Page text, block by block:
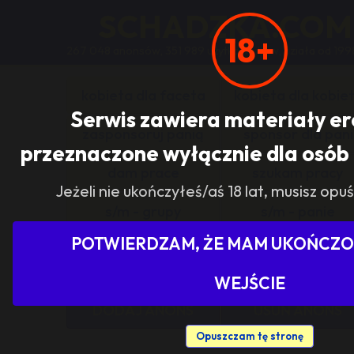
18+
Serwis zawiera materiały
przeznaczone wyłącznie dla
Jeżeli nie ukończyłeś/aś 18 lat, musisz
POTWIERDZAM, ŻE MAM
WEJŚCIE
Opuszczam tę stronę
SCHADZKA.COM
267 048 anonsów, 351 989 użytkowników, działa od
sponsor dla pani
Pokaż tylko ogłoszenia z
DODAJ ANONS USUŃ ANONS